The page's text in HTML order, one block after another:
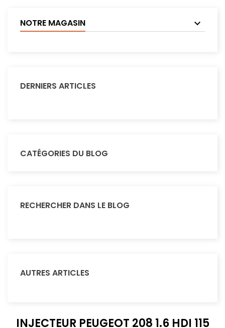
NOTRE MAGASIN
DERNIERS ARTICLES
CATÉGORIES DU BLOG
RECHERCHER DANS LE BLOG
AUTRES ARTICLES
INJECTEUR PEUGEOT 208 1.6 HDI 115